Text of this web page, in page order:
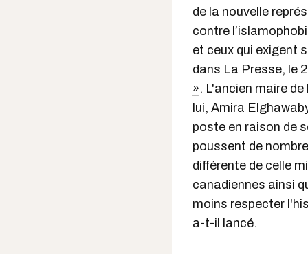
de la nouvelle
contre
et ceux qui exigent
dans La Presse, le
». L'ancien maire
lui, Amira
poste en raison de
poussent de
différente de celle
canadiennes ainsi
moins respecter
a-t-il lancé.